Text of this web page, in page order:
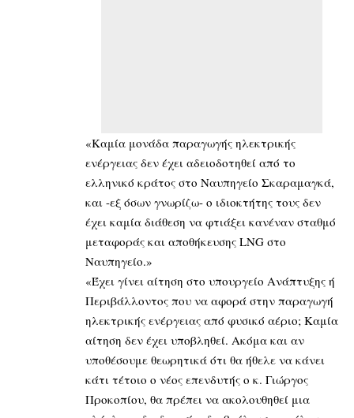
«Καμία μονάδα παραγωγής ηλεκτρικής
ενέργειας δεν έχει αδειοδοτηθεί από το
ελληνικό κράτος στο Ναυπηγείο Σκαραμαγκά,
και -εξ όσων γνωρίζω- ο ιδιοκτήτης τους δεν
έχει καμία διάθεση να φτιάξει κανέναν σταθμό
μεταφοράς και αποθήκευσης LNG στο
Ναυπηγείο.»
«Έχει γίνει αίτηση στο υπουργείο Ανάπτυξης ή
Περιβάλλοντος που να αφορά στην παραγωγή
ηλεκτρικής ενέργειας από φυσικό αέριο; Καμία
αίτηση δεν έχει υποβληθεί. Ακόμα και αν
υποθέσουμε θεωρητικά ότι θα ήθελε να κάνει
κάτι τέτοιο ο νέος επενδυτής ο κ. Γιώργος
Προκοπίου, θα πρέπει να ακολουθηθεί μια